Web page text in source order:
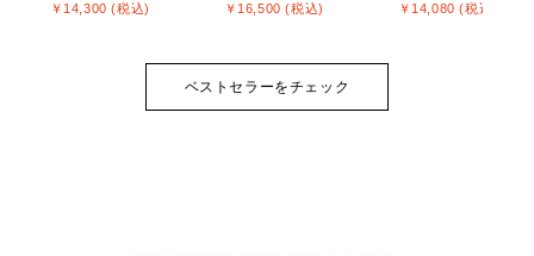
￥14,300 (税込)
￥16,500 (税込)
￥14,080 (税込)
ベストセラーをチェック